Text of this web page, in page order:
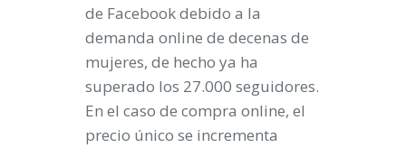
de Facebookdebido a la
demanda online de decenas de
mujeres, de hecho ya ha
superado los 27.000 seguidores.
En el caso de compra online, el
precio único se incrementa